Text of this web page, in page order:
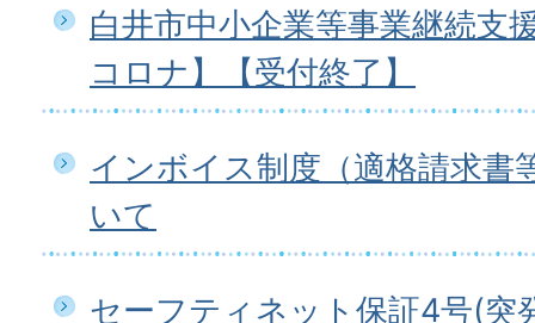
白井市中小企業等事業継続支
コロナ】【受付終了】
インボイス制度（適格請求書
いて
セーフティネット保証4号(突